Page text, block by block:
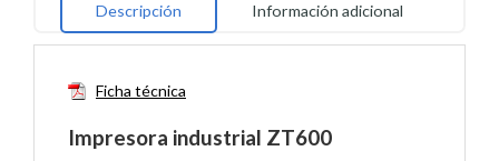
Descripción Información adicional
Ficha técnica
Impresora industrial ZT600